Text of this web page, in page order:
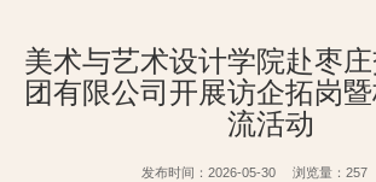
美术与艺术设计学院赴枣
团有限公司开展访企拓岗
流活动
发布时间：2026-05-30 浏览量： 257